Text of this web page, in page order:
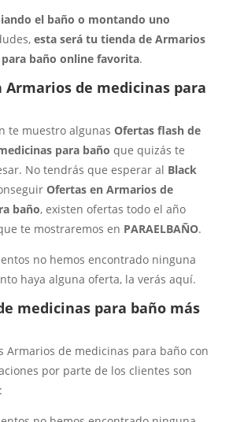
el baño o montando uno
esta será tu tienda de Armarios
baño online favorita.
Armarios de medicinas para
te muestro algunas Ofertas flash de
para baño que quizás te
No tendrás que esperar al Black
Ofertas en Armarios de
baño, existen ofertas todo el año
te mostraremos en PARAELBAÑO.
no hemos encontrado ninguna
haya alguna oferta, la verás aquí.
medicinas para baño más
Armarios de medicinas para baño con
por parte de los clientes son